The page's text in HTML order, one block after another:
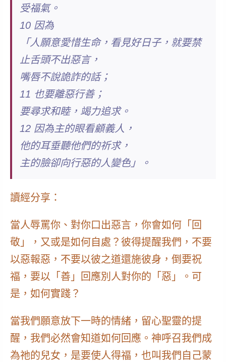
受福氣。
10 因為
「人願意愛惜生命，看見好日子，就要禁
止舌頭不出惡言，
嘴唇不說詭詐的話；
11 也要離惡行善；
要尋求和睦，竭力追求。
12 因為主的眼看顧義人，
他的耳垂聽他們的祈求，
主的臉卻向行惡的人變色」。
讀經分享：
當人辱罵你、對你口出惡言，你會如何「回
敬」，又或是如何自處？彼得提醒我們，不要
以惡報惡，不要以彼之道還施彼身，倒要祝
福，要以「善」回應別人對你的「惡」。可
是，如何實踐？
當我們願意放下一時的情緒，留心聖靈的提
醒，我們必然會知道如何回應。神呼召我們成
為祂的兒女，是要使人得福，也叫我們自己蒙